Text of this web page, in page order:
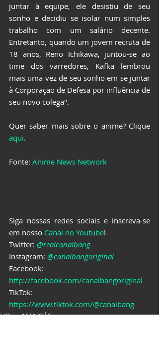
juntar à equipe, ele desistiu de seu
sonho e decidiu se isolar num simples
trabalho com um salário decente.
Entretanto, quando um jovem recruta de
18 anos, Reno Ichikawa, juntou-se ao
time dos varredores, Kafka lembrou
mais uma vez de seu sonho em se juntar
à Corporação de Defesa por influência de
seu novo colega".
aqui.
Fonte: Anime News Network
Siga nossas redes sociais e inscreva-se
em nosso Canal no Youtube!
Twitter: @realcanalbang
Instagram: @canalbangoriginal
http://facebook.com/canalbangoriginal
https://www.tiktok.com/@canalbang
HQs e MANGÁS